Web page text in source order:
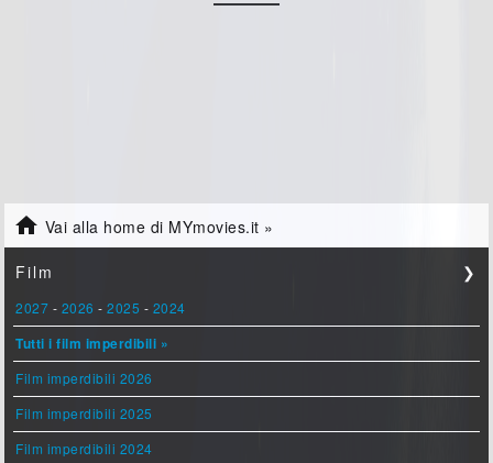
 Vai alla home di MYmovies.it »
Film ❯
2027 - 2026 -2025 - 2024
Tutti i film imperdibili »
Film imperdibili 2026
Film imperdibili 2025
Film imperdibili 2024